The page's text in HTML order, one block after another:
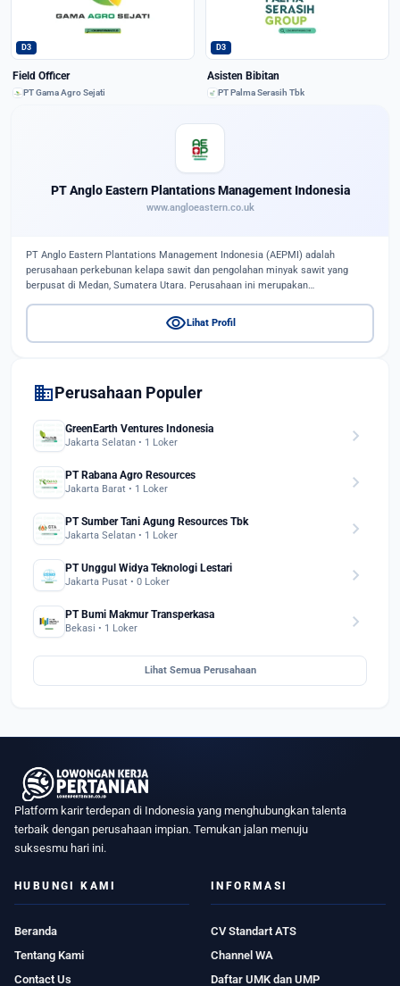
D3
Field Officer
PT Gama Agro Sejati
D3
Asisten Bibitan
PT Palma Serasih Tbk
PT Anglo Eastern Plantations Management Indonesia
www.angloeastern.co.uk
PT Anglo Eastern Plantations Management Indonesia (AEPMI) adalah
perusahaan perkebunan kelapa sawit dan pengolahan minyak sawit yang
berpusat di Medan, Sumatera Utara. Perusahaan ini merupakan…
visibility Lihat Profil
domainPerusahaan Populer
GreenEarth Ventures Indonesia
Jakarta Selatan • 1 Loker chevron_right
PT Rabana Agro Resources
Jakarta Barat • 1 Loker chevron_right
PT Sumber Tani Agung Resources Tbk
Jakarta Selatan • 1 Loker chevron_right
PT Unggul Widya Teknologi Lestari
Jakarta Pusat • 0 Loker chevron_right
PT Bumi Makmur Transperkasa
Bekasi • 1 Loker chevron_right
Lihat Semua Perusahaan
Platform karir terdepan di Indonesia yang menghubungkan talenta
terbaik dengan perusahaan impian. Temukan jalan menuju
suksesmu hari ini.
HUBUNGI KAMI
Beranda
Tentang Kami
Contact Us
INFORMASI
CV Standart ATS
Channel WA
Daftar UMK dan UMP